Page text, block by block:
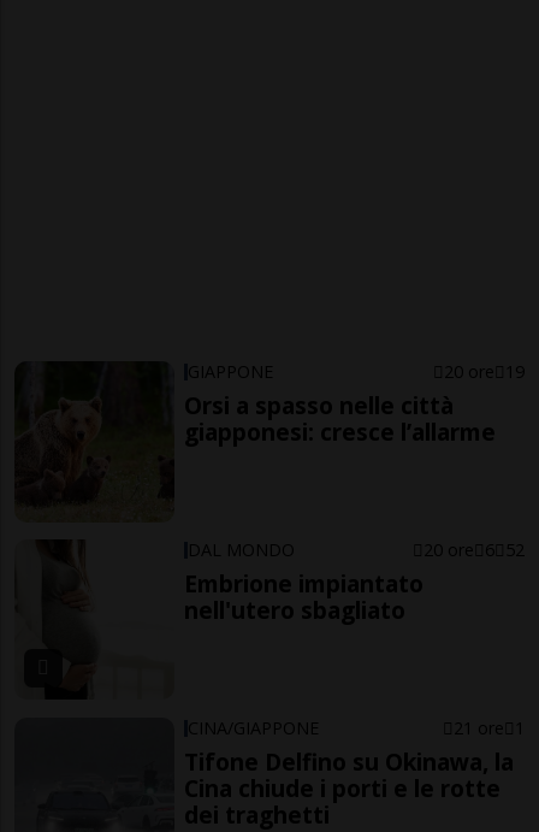
GIAPPONE 20 ore 19
Orsi a spasso nelle città
giapponesi: cresce l’allarme
DAL MONDO 20 ore 6 52
Embrione impiantato
nell'utero sbagliato
CINA/GIAPPONE 21 ore 1
Tifone Delfino su Okinawa, la
Cina chiude i porti e le rotte
dei traghetti